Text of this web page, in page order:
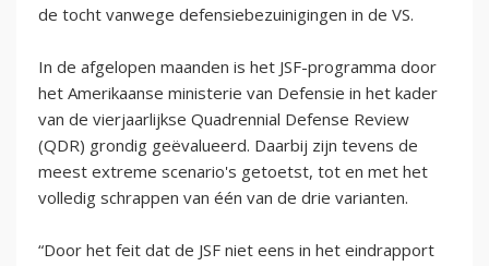
de tocht vanwege defensiebezuinigingen in de VS.
In de afgelopen maanden is het JSF-programma door
het Amerikaanse ministerie van Defensie in het kader
van de vierjaarlijkse Quadrennial Defense Review
(QDR) grondig geëvalueerd. Daarbij zijn tevens de
meest extreme scenario's getoetst, tot en met het
volledig schrappen van één van de drie varianten.
“Door het feit dat de JSF niet eens in het eindrapport